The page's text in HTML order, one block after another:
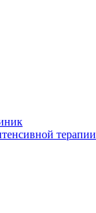
терапии